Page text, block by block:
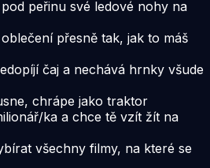
peřinu své ledové nohy na
přesně tak, jak to máš
čaj a nechává hrnky všude
chrápe jako traktor
ka a chce tě vzít žít na
všechny filmy, na které se